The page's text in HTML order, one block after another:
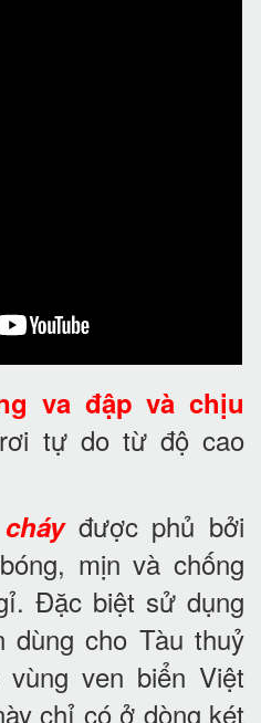
va đập và chịu
tự do từ độ cao
được phủ bởi
mịn và chống
Đặc biệt sử dụng
dùng cho Tàu thuỷ
ven biển Việt
chỉ có ở dòng két